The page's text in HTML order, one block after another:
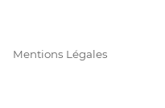
Mentions Légales